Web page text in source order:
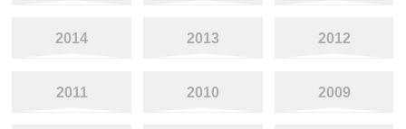
2014 2013 2012
2011 2010 2009